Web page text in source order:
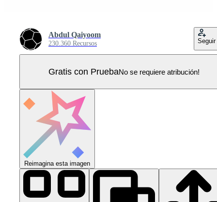
Abdul Qaiyoom
230.360 Recursos Seguir
Gratis con PruebaNo se requiere atribución!
Reimagina esta imagen